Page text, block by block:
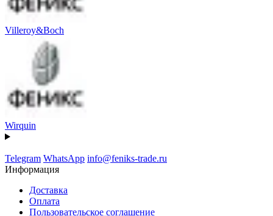
Villeroy&Boch
Wirquin
Telegram WhatsApp info@feniks-trade.ru
Информация
Доставка
Оплата
Пользовательское соглашение